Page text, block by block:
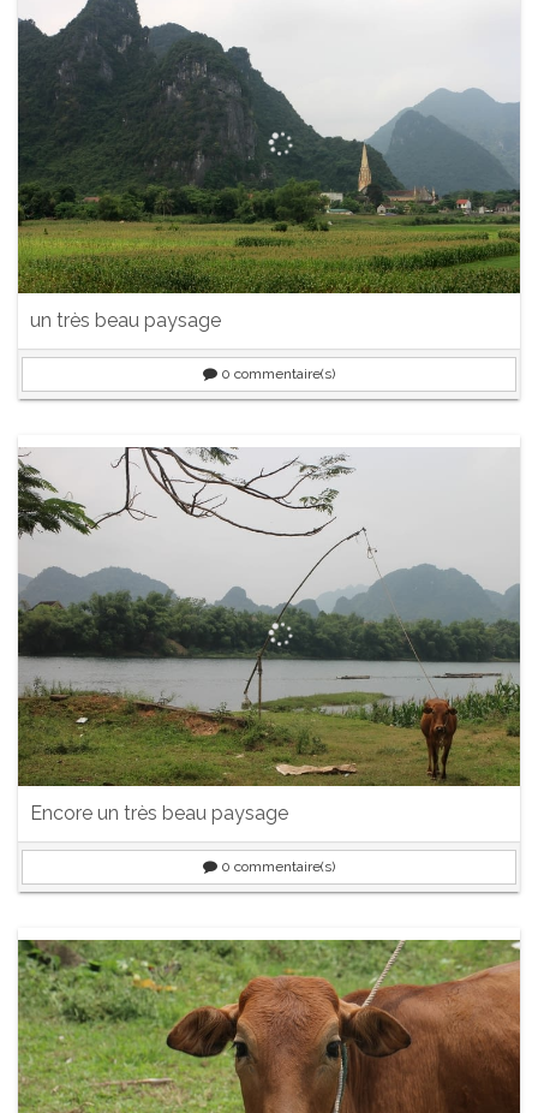
un très beau paysage
0 commentaire(s)
Encore un très beau paysage
0 commentaire(s)